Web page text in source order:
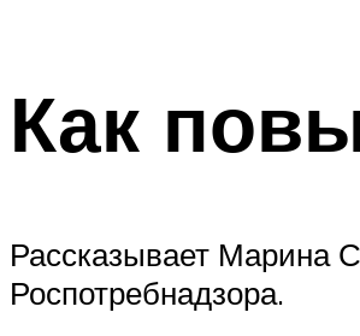
Как
Рассказывает Марина
Роспотребнадзора.